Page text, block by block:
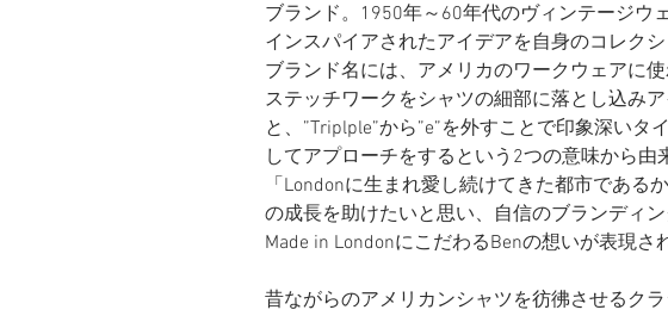
ブランド。1950年～60年代のヴィンテージウ
インスパイアされたアイデアを自身のコレク
ブランド名には、アメリカのワークウェアに
ステッチワークをシャツの細部に落とし込み
と、”Triplple”から”e”を外すことで印象深いタ
してアプローチをするという2つの意味から由
「Londonに生まれ愛し続けてきた都市である
の成長を助けたいと思い、自信のブランディン
Made in LondonにこだわるBenの想いが表現さ
昔ながらのアメリカンシャツを彷彿させるク